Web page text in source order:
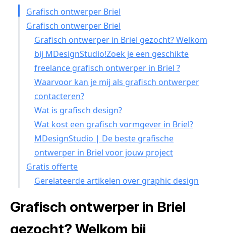
Grafisch ontwerper Briel
Grafisch ontwerper Briel
Grafisch ontwerper in Briel gezocht? Welkom
bij MDesignStudio!Zoek je een geschikte
freelance grafisch ontwerper in Briel ?
Waarvoor kan je mij als grafisch ontwerper
contacteren?
Wat is grafisch design?
Wat kost een grafisch vormgever in Briel?
MDesignStudio | De beste grafische
ontwerper in Briel voor jouw project
Gratis offerte
Gerelateerde artikelen over graphic design
Grafisch ontwerper in Briel
gezocht? Welkom bij